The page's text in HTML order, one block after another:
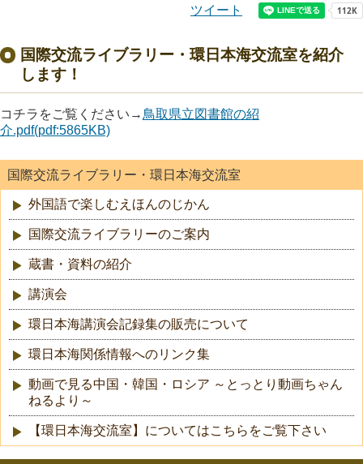
ツイート
国際交流ライブラリー・環日本海交流室を紹介
します！
コチラをご覧ください→ 鳥取県立図書館の紹
介.pdf(pdf:5865KB)
国際交流ライブラリー・環日本海交流室
外国語で楽しむえほんのじかん
国際交流ライブラリーのご案内
蔵書・資料の紹介
講演会
環日本海講演会記録集の販売について
環日本海関係情報へのリンク集
動画で見る中国・韓国・ロシア ～とっとり動画ちゃん
ねるより～
【環日本海交流室】についてはこちらをご覧下さい